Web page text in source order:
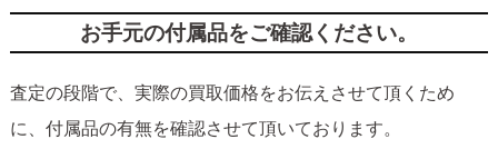
お手元の付属品をご確認ください。
査定の段階で、実際の買取価格をお伝えさせて頂くため
に、付属品の有無を確認させて頂いております。